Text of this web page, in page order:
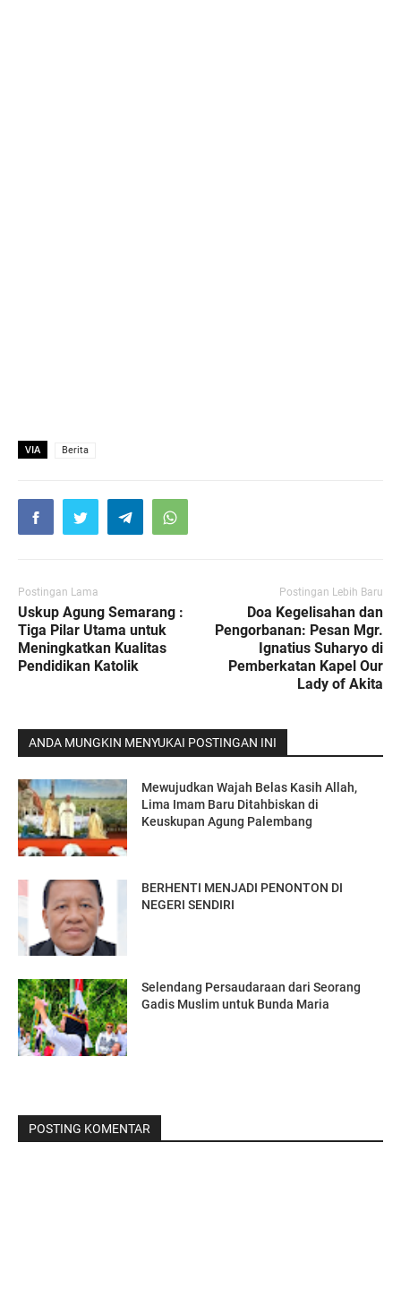
VIA Berita
Postingan Lama
Uskup Agung Semarang :
Tiga Pilar Utama untuk
Meningkatkan Kualitas
Pendidikan Katolik
Postingan Lebih Baru
Doa Kegelisahan dan
Pengorbanan: Pesan Mgr.
Ignatius Suharyo di
Pemberkatan Kapel Our
Lady of Akita
ANDA MUNGKIN MENYUKAI POSTINGAN INI
Mewujudkan Wajah Belas Kasih Allah,
Lima Imam Baru Ditahbiskan di
Keuskupan Agung Palembang
BERHENTI MENJADI PENONTON DI
NEGERI SENDIRI
Selendang Persaudaraan dari Seorang
Gadis Muslim untuk Bunda Maria
POSTING KOMENTAR